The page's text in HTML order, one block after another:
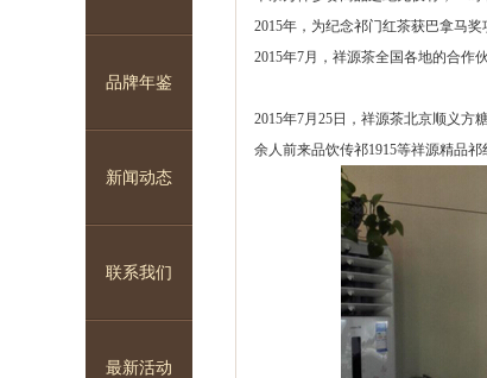
品牌年鉴
新闻动态
联系我们
最新活动
2015年，为纪念祁门红茶获巴拿马
2015年7月，祥源茶全国各地的合作
2015年7月25日，祥源茶北京顺义方
余人前来品饮传祁1915等祥源精品祁